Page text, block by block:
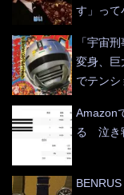
す」って
「宇宙
変身、巨
でテンシ
Amazon
る 泣き